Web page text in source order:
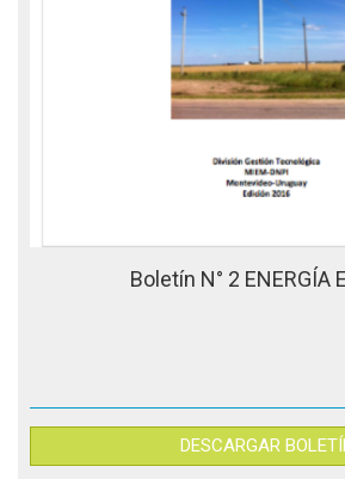
Boletín N° 2 ENERGÍA
DESCARGAR